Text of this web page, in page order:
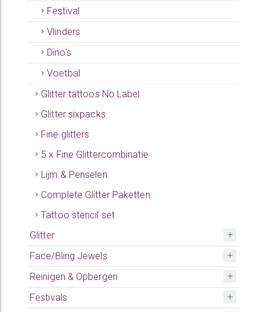
Festival
Vlinders
Dino's
Voetbal
Glitter tattoos No Label
Glitter sixpacks
Fine glitters
5 x Fine Glittercombinatie
Lijm & Penselen
Complete Glitter Paketten
Tattoo stencil set
Glitter
Face/Bling Jewels
Reinigen & Opbergen
Festivals